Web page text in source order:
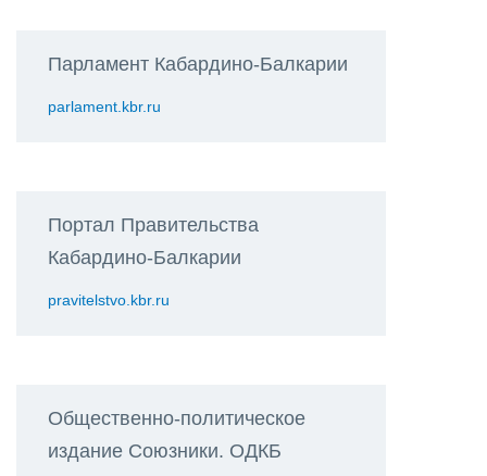
Парламент Кабардино-Балкарии
parlament.kbr.ru
Портал Правительства
Кабардино-Балкарии
pravitelstvo.kbr.ru
Общественно-политическое
издание Союзники. ОДКБ